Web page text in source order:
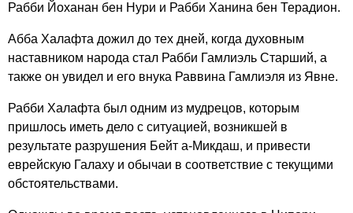
Рабби Йоханан бен Нури и Рабби Ханина бен Терадион.
Абба Халафта дожил до тех дней, когда духовным
наставником народа стал Рабби Гамлиэль Старший, а
также он увидел и его внука Раввина Гамлиэля из Явне.
Рабби Халафта был одним из мудрецов, которым
пришлось иметь дело с ситуацией, возникшей в
результате разрушения Бейт а-Микдаш, и привести
еврейскую Галаху и обычаи в соответствие с текущими
обстоятельствами.